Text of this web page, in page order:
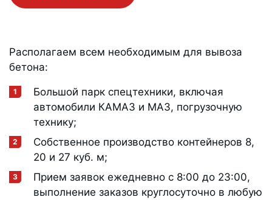
Располагаем всем необходимым для вывоза
бетона:
Большой парк спецтехники, включая
автомобили КАМАЗ и МАЗ, погрузочную
технику;
Собственное производство контейнеров 8,
20 и 27 куб. м;
Прием заявок ежедневно с 8:00 до 23:00,
выполнение заказов круглосуточно в любую